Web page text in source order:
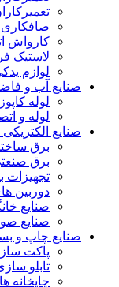
کارواش
لاستیک
لوازم
صنایع آب و
لوله
لوله و
صنایع الکتریکی
برق
برق
تجهیزات
دوربین
صنایع
صنایع
صنایع چاپ و
پاکت
تابلو
چاپخانه